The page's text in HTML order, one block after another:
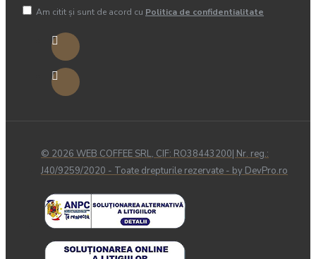
Am citit şi sunt de acord cu Politica de confidentialitate
© 2026 WEB COFFEE SRL, CIF: RO38443200| Nr. reg.:
J40/9259/2020 - Toate drepturile rezervate - by DevPro.ro